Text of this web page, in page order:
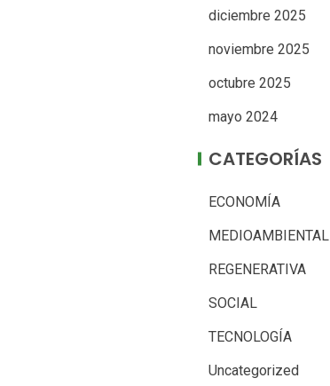
diciembre 2025
noviembre 2025
octubre 2025
mayo 2024
CATEGORÍAS
ECONOMÍA
MEDIOAMBIENTAL
REGENERATIVA
SOCIAL
TECNOLOGÍA
Uncategorized